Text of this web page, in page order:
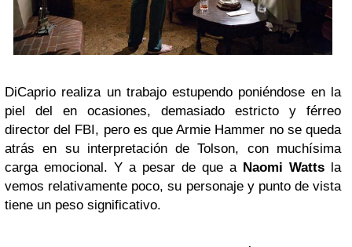
DiCaprio realiza un trabajo estupendo poniéndose en la
piel del en ocasiones, demasiado estricto y férreo
director del FBI, pero es que Armie Hammer no se queda
atrás en su interpretación de Tolson, con muchísima
carga emocional. Y a pesar de que a Naomi Watts la
vemos relativamente poco, su personaje y punto de vista
tiene un peso significativo.